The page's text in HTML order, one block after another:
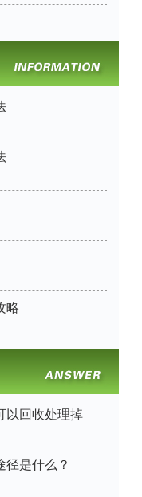
略
以回收处理掉
是什么？